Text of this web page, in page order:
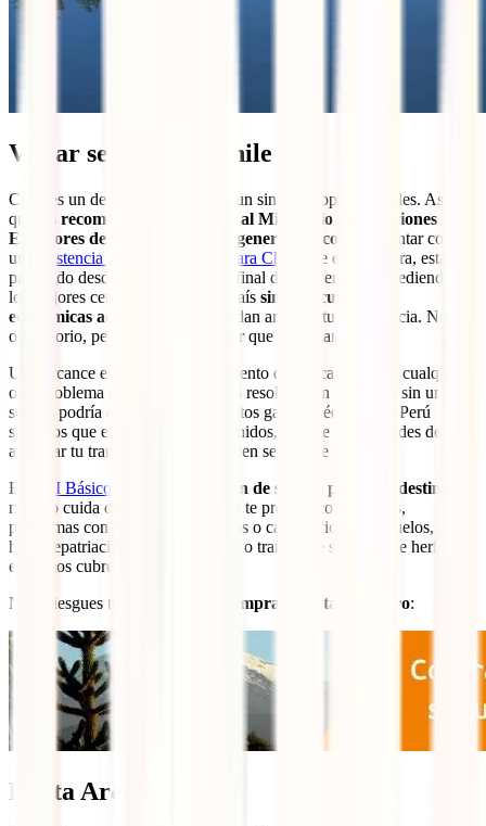
Viajar seguro por Chile
Chile es un destino que te ofrece un sinfín de oportunidades. Así
que,
es recomendable consultar al Ministerio de Relaciones
Exteriores de Perú, aunque en general se aconseja
contar con
una
asistencia y seguro de viaje para Chile.
De esta manera, estarás
protegido desde el inicio hasta el final de tu aventura, accediendo a
los mejores centros de salud del país sin preocupaciones
económicas adicionales
que puedan arruinar tu experiencia. No es
obligatorio, pero es mejor prevenir que lamentar.
Un percance en Santiago, un alimento que te cayó mal, o cualquier
otro problema que en casa podrías resolver con facilidad, sin un
seguro podría costarte enfrentar altos gastos médicos. En Perú
sabemos que es mejor estar prevenidos, así que no te olvides de
asegurar tu tranquilidad con un buen seguro de viaje.
El
IATI Básico la mejor opción de seguro para este destino
no solo cuida de tu salud; también te protege contra robos,
problemas con tu equipaje, retrasos o cancelaciones de vuelos, y
hasta repatriación. La repatriación o transporte sanitario de heridos o
enfermos cubre el 100% del coste.
No arriesgues tu tranquilidad y
compra ahorita tu seguro:
Punta Arenas